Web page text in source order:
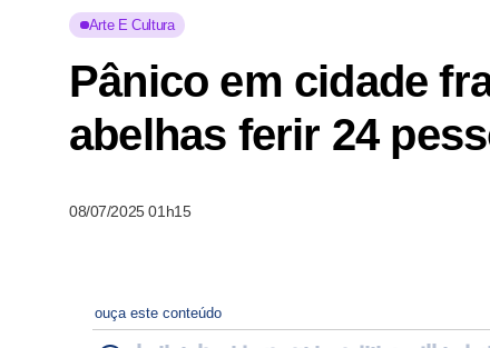
Arte E Cultura
Pânico em cidade
abelhas ferir 24
08/07/2025 01h15
ouça este conteúdo